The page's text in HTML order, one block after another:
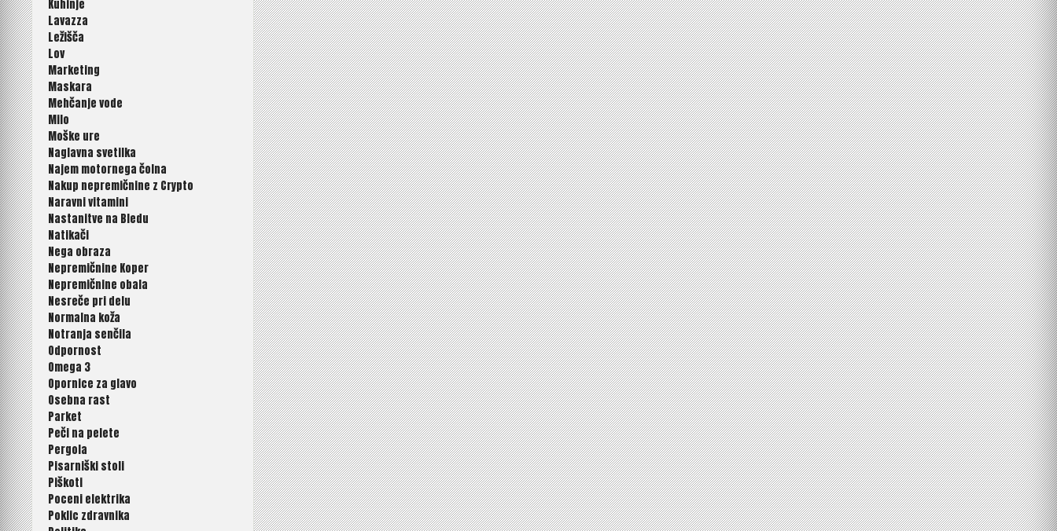
Kuhinje
Lavazza
Ležišča
Lov
Marketing
Maskara
Mehčanje vode
Milo
Moške ure
Naglavna svetilka
Najem motornega čolna
Nakup nepremičnine z Crypto
Naravni vitamini
Nastanitve na Bledu
Natikači
Nega obraza
Nepremičnine Koper
Nepremičnine obala
Nesreče pri delu
Normalna koža
Notranja senčila
Odpornost
Omega 3
Opornice za glavo
Osebna rast
Parket
Peči na pelete
Pergola
Pisarniški stoli
Piškoti
Poceni elektrika
Poklic zdravnika